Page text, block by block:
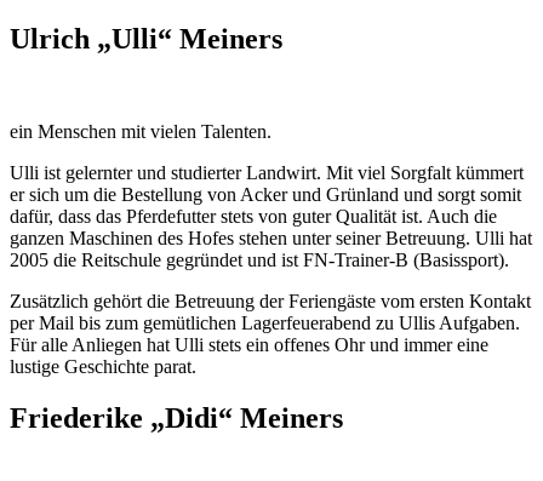
Ulrich „Ulli“ Meiners
ein Menschen mit vielen Talenten.
Ulli ist gelernter und studierter Landwirt. Mit viel Sorgfalt kümmert
er sich um die Bestellung von Acker und Grünland und sorgt somit
dafür, dass das Pferdefutter stets von guter Qualität ist. Auch die
ganzen Maschinen des Hofes stehen unter seiner Betreuung. Ulli hat
2005 die Reitschule gegründet und ist FN-Trainer-B (Basissport).
Zusätzlich gehört die Betreuung der Feriengäste vom ersten Kontakt
per Mail bis zum gemütlichen Lagerfeuerabend zu Ullis Aufgaben.
Für alle Anliegen hat Ulli stets ein offenes Ohr und immer eine
lustige Geschichte parat.
Friederike „Didi“ Meiners